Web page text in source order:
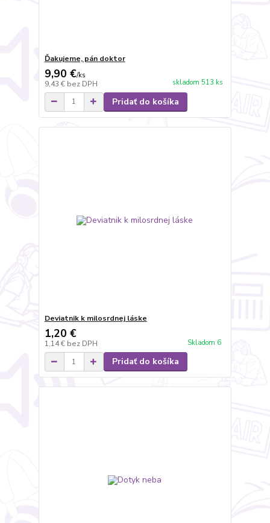
Ďakujeme, pán doktor
9,90 €/ks
9,43 € bez DPH skladom 513 ks
Pridať do košíka
Deviatnik k milosrdnej láske
1,20 €
1,14 € bez DPH Skladom 6
Pridať do košíka